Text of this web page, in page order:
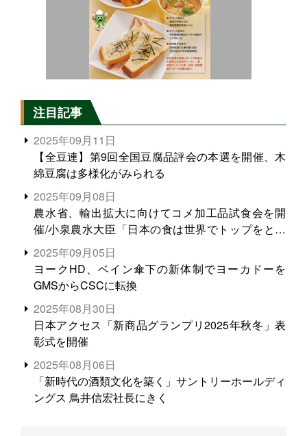
注目記事
2025年09月11日
【全豆連】第9回全国豆腐品評会の本選を開催、木
綿豆腐は多様化がみられる
2025年09月08日
農水省、輸出拡大に向けてコメ加工品試食会を開
催/小泉農水大臣「日本の食は世界でトップをとれ
る。米増産に向けて、米輸出需要の拡大を」
2025年09月05日
ヨークHD、ベイン傘下の新体制でヨーカドーを
GMSからCSCに転換
2025年08月30日
日本アクセス「新商品グランプリ2025年秋冬」表
彰式を開催
2025年08月06日
「新時代の酒類文化を築く」サントリーホールディ
ングス 鳥井信宏社長にきく